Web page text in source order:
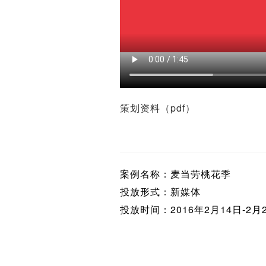
策划资料（pdf）
案例名称：麦当劳桃花季
投放形式：新媒体
投放时间：2016年2月14日-2月